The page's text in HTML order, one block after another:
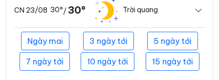
CN 23/08 30°/30° Trời quang
Ngày mai 3 ngày tới 5 ngày tới
7 ngày tới 10 ngày tới 15 ngày tới